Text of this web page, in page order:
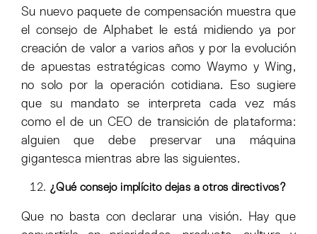
Su nuevo paquete de compensación muestra que
el consejo de Alphabet le está midiendo ya por
creación de valor a varios años y por la evolución
de apuestas estratégicas como Waymo y Wing,
no solo por la operación cotidiana. Eso sugiere
que su mandato se interpreta cada vez más
como el de un CEO de transición de plataforma:
alguien que debe preservar una máquina
gigantesca mientras abre las siguientes.
¿Qué consejo implícito dejas a otros directivos?
Que no basta con declarar una visión. Hay que